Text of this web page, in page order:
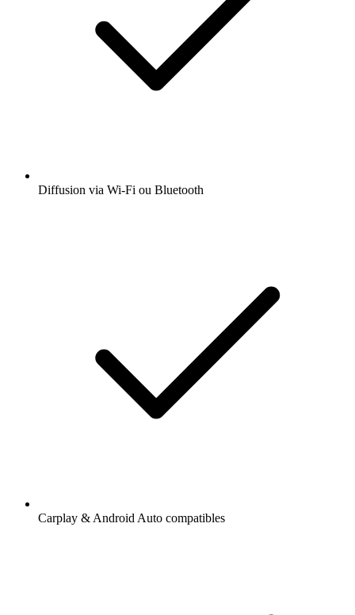
Diffusion via Wi-Fi ou Bluetooth
Carplay & Android Auto compatibles